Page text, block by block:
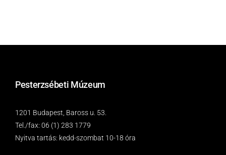
Pesterzsébeti Múzeum
1201 Budapest, Baross u. 53.
Tel./fax: 06 (1) 283 1779
Nyitva tartás: kedd-szombat 10-18 óra